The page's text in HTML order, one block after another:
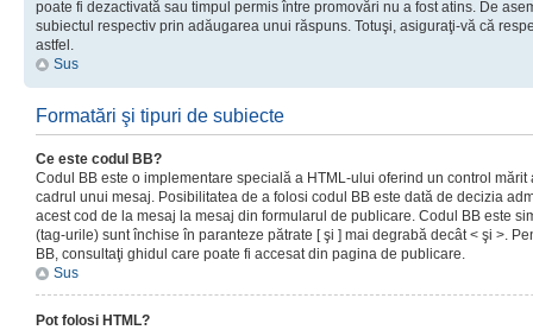
poate fi dezactivată sau timpul permis între promovări nu a fost atins. De
subiectul respectiv prin adăugarea unui răspuns. Totuşi, asiguraţi-vă că
astfel.
Sus
Formatări şi tipuri de subiecte
Ce este codul BB?
Codul BB este o implementare specială a HTML-ului oferind un control
cadrul unui mesaj. Posibilitatea de a folosi codul BB este dată de decizia
acest cod de la mesaj la mesaj din formularul de publicare. Codul BB este
(tag-urile) sunt închise în paranteze pătrate [ şi ] mai degrabă decât < şi >.
BB, consultaţi ghidul care poate fi accesat din pagina de publicare.
Sus
Pot folosi HTML?